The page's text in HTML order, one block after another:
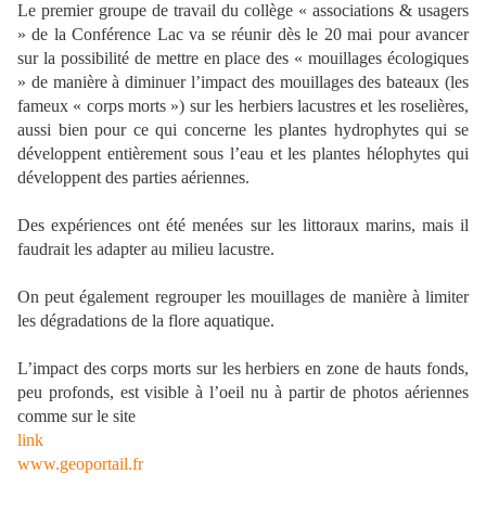
Le premier groupe de travail du collège « associations & usagers
» de la Conférence Lac va se réunir dès le 20 mai pour avancer
sur la possibilité de mettre en place des « mouillages écologiques
» de manière à diminuer l’impact des mouillages des bateaux (les
fameux « corps morts ») sur les herbiers lacustres et les roselières,
aussi bien pour ce qui concerne les plantes hydrophytes qui se
développent entièrement sous l’eau et les plantes hélophytes qui
développent des parties aériennes.
Des expériences ont été menées sur les littoraux marins, mais il
faudrait les adapter au milieu lacustre.
On peut également regrouper les mouillages de manière à limiter
les dégradations de la flore aquatique.
L’impact des corps morts sur les herbiers en zone de hauts fonds,
peu profonds, est visible à l’oeil nu à partir de photos aériennes
comme sur le site
link
www.geoportail.fr